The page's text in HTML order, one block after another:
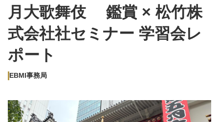
月大歌舞伎 鑑賞 × 松竹株
式会社社セミナー 学習会レ
ポート
EBMI事務局